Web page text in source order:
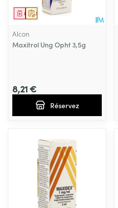
Sur prescription
Médicament
Alcon
Maxitrol Ung Opht 3,5g
8,21 €
Réservez